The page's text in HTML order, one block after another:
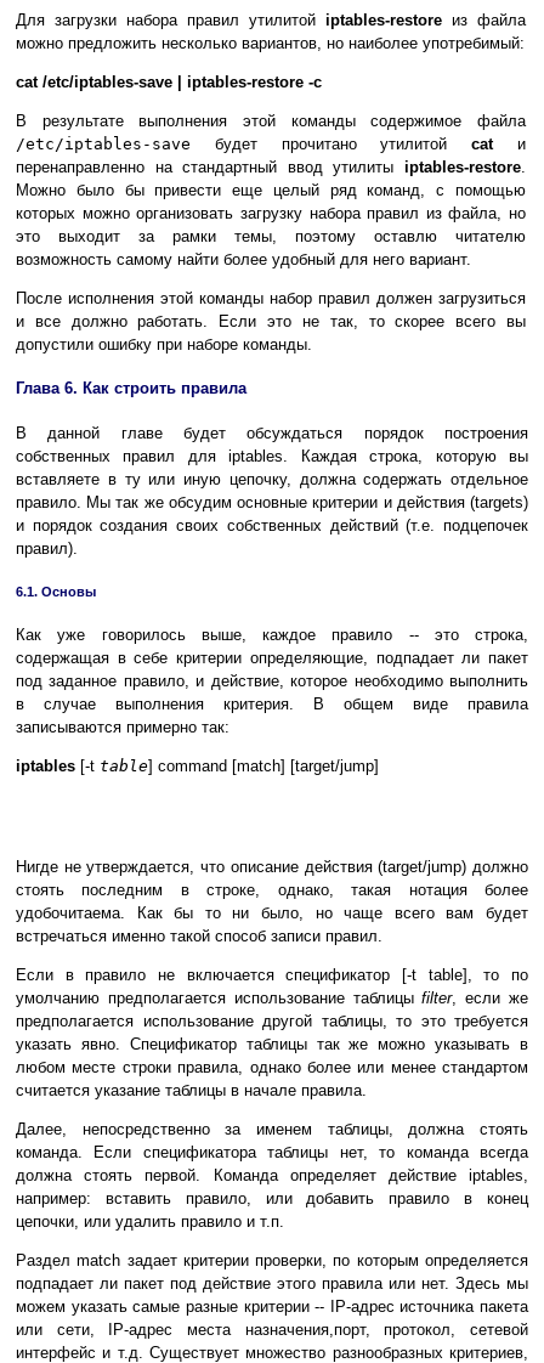
Для загрузки набора правил утилитой iptables-restore из файла
можно предложить несколько вариантов, но наиболее употребимый:
cat /etc/iptables-save | iptables-restore -c
В результате выполнения этой команды содержимое файла
/etc/iptables-save будет прочитано утилитойcatи
перенаправленно на стандартный ввод утилиты iptables-restore.
Можно было бы привести еще целый ряд команд, с помощью
которых можно организовать загрузку набора правил из файла, но
это выходит за рамки темы, поэтому оставлю читателю
возможность самому найти более удобный для него вариант.
После исполнения этой команды набор правил должен загрузиться
и все должно работать. Если это не так, то скорее всего вы
допустили ошибку при наборе команды.
Глава 6. Как строить правила
В данной главе будет обсуждаться порядок построения
собственных правил для iptables. Каждая строка, которую вы
вставляете в ту или иную цепочку, должна содержать отдельное
правило. Мы так же обсудим основные критерии и действия (targets)
и порядок создания своих собственных действий (т.е. подцепочек
правил).
6.1. Основы
Как уже говорилось выше, каждое правило -- это строка,
содержащая в себе критерии определяющие, подпадает ли пакет
под заданное правило, и действие, которое необходимо выполнить
в случае выполнения критерия. В общем виде правила
записываются примерно так:
iptables [-t table] command [match] [target/jump]
Нигде не утверждается, что описание действия (target/jump) должно
стоять последним в строке, однако, такая нотация более
удобочитаема. Как бы то ни было, но чаще всего вам будет
встречаться именно такой способ записи правил.
Если в правило не включается спецификатор [-t table], то по
умолчанию предполагается использование таблицыfilter, если же
предполагается использование другой таблицы, то это требуется
указать явно. Спецификатор таблицы так же можно указывать в
любом месте строки правила, однако более или менее стандартом
считается указание таблицы в начале правила.
Далее, непосредственно за именем таблицы, должна стоять
команда. Если спецификатора таблицы нет, то команда всегда
должна стоять первой. Команда определяет действие iptables,
например: вставить правило, или добавить правило в конец
цепочки, или удалить правило и т.п.
Раздел match задает критерии проверки, по которым определяется
подпадает ли пакет под действие этого правила или нет. Здесь мы
можем указать самые разные критерии -- IP-адрес источника пакета
или сети, IP-адрес места назначения,порт, протокол, сетевой
интерфейс и т.д. Существует множество разнообразных критериев,